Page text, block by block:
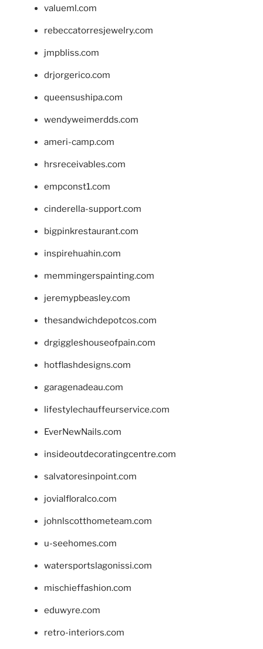
valueml.com
rebeccatorresjewelry.com
jmpbliss.com
drjorgerico.com
queensushipa.com
wendyweimerdds.com
ameri-camp.com
hrsreceivables.com
empconst1.com
cinderella-support.com
bigpinkrestaurant.com
inspirehuahin.com
memmingerspainting.com
jeremypbeasley.com
thesandwichdepotcos.com
drgiggleshouseofpain.com
hotflashdesigns.com
garagenadeau.com
lifestylechauffeurservice.com
EverNewNails.com
insideoutdecoratingcentre.com
salvatoresinpoint.com
jovialfloralco.com
johnlscotthometeam.com
u-seehomes.com
watersportslagonissi.com
mischieffashion.com
eduwyre.com
retro-interiors.com